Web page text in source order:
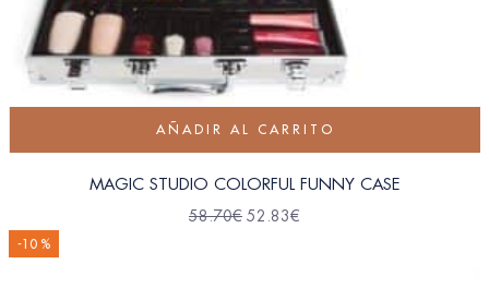
AÑADIR AL CARRITO
MAGIC STUDIO COLORFUL FUNNY CASE
58.70€ 52.83€
-10 %